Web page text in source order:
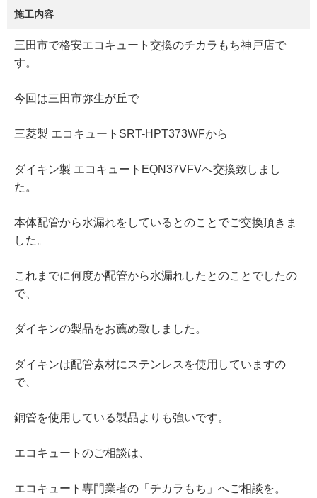
施工内容
三田市で格安エコキュート交換のチカラもち神戸店で
す。
今回は三田市弥生が丘で
三菱製 エコキュートSRT-HPT373WFから
ダイキン製 エコキュートEQN37VFVへ交換致しまし
た。
本体配管から水漏れをしているとのことでご交換頂きま
した。
これまでに何度か配管から水漏れしたとのことでしたの
で、
ダイキンの製品をお薦め致しました。
ダイキンは配管素材にステンレスを使用していますの
で、
銅管を使用している製品よりも強いです。
エコキュートのご相談は、
エコキュート専門業者の「チカラもち」へご相談を。